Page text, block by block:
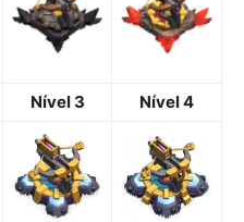
Nível 3 Nível 4